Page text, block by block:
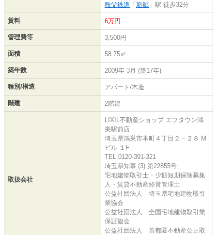
秩父鉄道 「 新郷 」駅 徒歩32分
賃料 6万円
管理費等 3,500円
面積 58.75㎡
築年数 2009年 3月 (築17年)
種別/構造 アパート/木造
階建 2階建
取扱会社
LIXIL不動産ショップ エフタウン鴻
巣駅前店
埼玉県鴻巣市本町４丁目２－２８ M
ビル １F
TEL:0120-391-321
埼玉県知事 (3) 第22855号
宅地建物取引士・少額短期保険募集
人・賃貸不動産経営管理士
公益社団法人 埼玉県宅地建物取引
業協会
公益社団法人 全国宅地建物取引業
保証協会
公益社団法人 首都圏不動産公正取